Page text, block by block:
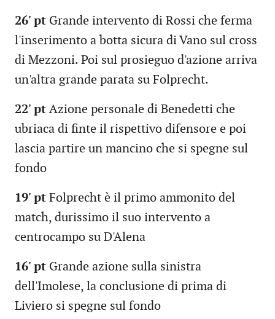
26' pt Grande intervento di Rossi che ferma
l'inserimento a botta sicura di Vano sul cross
di Mezzoni. Poi sul prosieguo d'azione arriva
un'altra grande parata su Folprecht.
22' pt Azione personale di Benedetti che
ubriaca di finte il rispettivo difensore e poi
lascia partire un mancino che si spegne sul
fondo
19' pt Folprecht è il primo ammonito del
match, durissimo il suo intervento a
centrocampo su D'Alena
16' pt Grande azione sulla sinistra
dell'Imolese, la conclusione di prima di
Liviero si spegne sul fondo